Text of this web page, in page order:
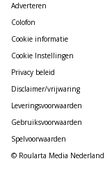
Adverteren
Colofon
Cookie informatie
Cookie Instellingen
Privacy beleid
Disclaimer/vrijwaring
Leveringsvoorwaarden
Gebruiksvoorwaarden
Spelvoorwaarden
© Roularta Media Nederland